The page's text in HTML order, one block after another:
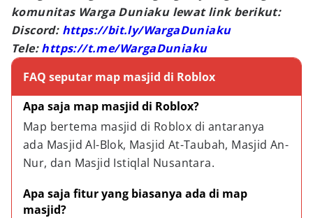
komunitas Warga Duniaku lewat link berikut:
Discord: https://bit.ly/WargaDuniaku
Tele:https://t.me/WargaDuniaku
FAQ seputar map masjid di Roblox
Apa saja map masjid di Roblox?
Map bertema masjid di Roblox di antaranya
ada Masjid Al-Blok, Masjid At-Taubah, Masjid An-
Nur, dan Masjid Istiqlal Nusantara.
Apa saja fitur yang biasanya ada di map
masjid?